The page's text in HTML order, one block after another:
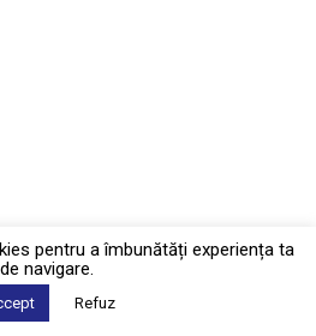
pentru a îmbunătăți experiența ta
de navigare.
Refuz